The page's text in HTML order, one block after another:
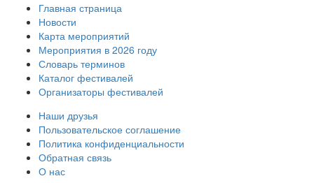
Главная страница
Новости
Карта мероприятий
Мероприятия в 2026 году
Словарь терминов
Каталог фестивалей
Организаторы фестивалей
Наши друзья
Пользовательское соглашение
Политика конфиденциальности
Обратная связь
О нас